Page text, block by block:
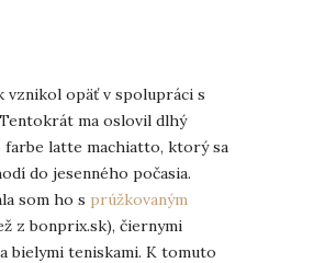
vznikol opäť v spolupráci s
ma oslovil dlhý
farbe latte machiatto, ktorý sa
do jesenného počasia.
som ho s prúžkovaným
z bonprix.sk), čiernymi
bielymi teniskami. K tomuto